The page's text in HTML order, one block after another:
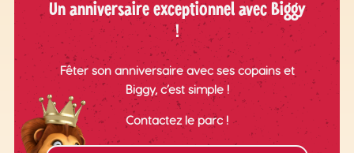
Un anniversaire exceptionnel avec Biggy
!
Fêter son anniversaire avec ses copains et
Biggy, c’est simple !
Contactez le parc !